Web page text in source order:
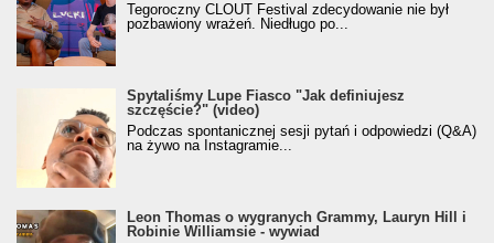
Tegoroczny CLOUT Festival zdecydowanie nie był
pozbawiony wrażeń. Niedługo po...
Spytaliśmy Lupe Fiasco "Jak definiujesz
szczęście?" (video)
Podczas spontanicznej sesji pytań i odpowiedzi (Q&A)
na żywo na Instagramie...
Leon Thomas o wygranych Grammy, Lauryn Hill i
Robinie Williamsie - wywiad